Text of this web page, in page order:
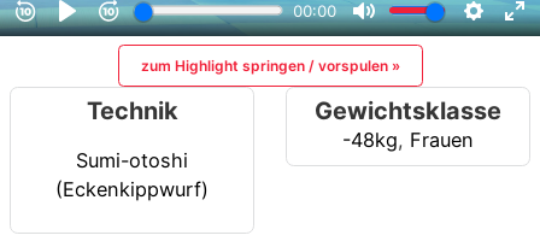
zum Highlight springen / vorspulen »
Technik
Sumi-otoshi
(Eckenkippwurf)
Gewichtsklasse
-48kg, Frauen